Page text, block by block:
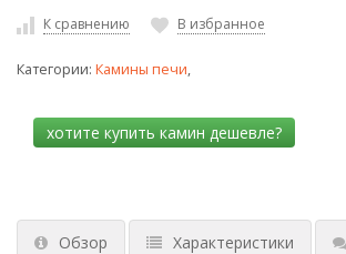
К сравнению В избранное
Категории: Камины печи,
Обзор Характеристики